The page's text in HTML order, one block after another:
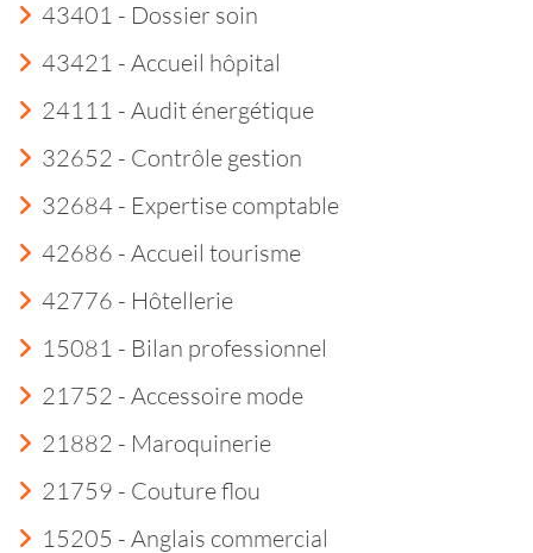
43401 - Dossier soin
43421 - Accueil hôpital
24111 - Audit énergétique
32652 - Contrôle gestion
32684 - Expertise comptable
42686 - Accueil tourisme
42776 - Hôtellerie
15081 - Bilan professionnel
21752 - Accessoire mode
21882 - Maroquinerie
21759 - Couture flou
15205 - Anglais commercial